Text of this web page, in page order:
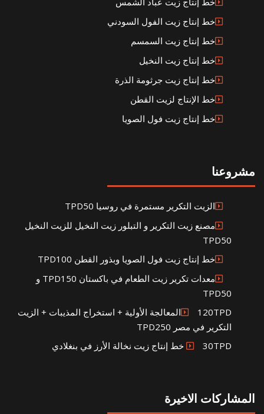
خط إنتاج زيت الفول السودني
خط إنتاج زيت السمسم
خط إنتاج زيت النخيل
خط إنتاج زيت جرثومة الذرة
خط الإنتاج لزيت القطن
خط إنتاج زيت فول الصويا
مشروعنا
الزيت التكرير مستمرة في روسيا TPD50
مصنع زيت التكرير و التبلور زيت النخيل للزيت النخيل
TPD50
خط إنتاج زيت فول الصويا وبذور القطن TPD100
معدات تكرير زيت الطعام في باكستان TPD150 و
TPD50
120TPDالمعالجة الأولية + استخراج المذيبات + الزيت
التكرير في مصر TPD250
30TPD خط إنتاج زيت نخالة الأرز في بنغلادي
المشاركات الاخيرة